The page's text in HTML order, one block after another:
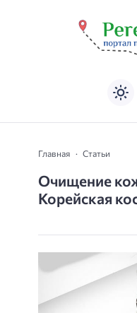
Главная Статьи
Очищение
Корейская